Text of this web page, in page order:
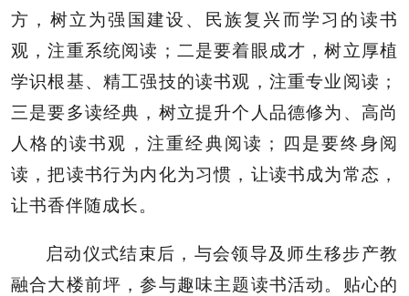
方，树立为强国建设、民族复兴而学习的读书
观，注重系统阅读；二是要着眼成才，树立厚植
学识根基、精工强技的读书观，注重专业阅读；
三是要多读经典，树立提升个人品德修为、高尚
人格的读书观，注重经典阅读；四是要终身阅
读，把读书行为内化为习惯，让读书成为常态，
让书香伴随成长。
启动仪式结束后，与会领导及师生移步产教
融合大楼前坪，参与趣味主题读书活动。贴心的